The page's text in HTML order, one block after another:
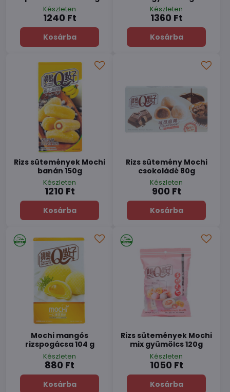
Készleten
1240 Ft
Kosárba
Készleten
1360 Ft
Kosárba
Rizs sütemények Mochi
banán 150g
Készleten
1210 Ft
Kosárba
Rizs sütemény Mochi
csokoládé 80g
Készleten
900 Ft
Kosárba
Mochi mangós
rizspogácsa 104 g
Készleten
880 Ft
Kosárba
Rizs sütemények Mochi
mix gyümölcs 120g
Készleten
1050 Ft
Kosárba